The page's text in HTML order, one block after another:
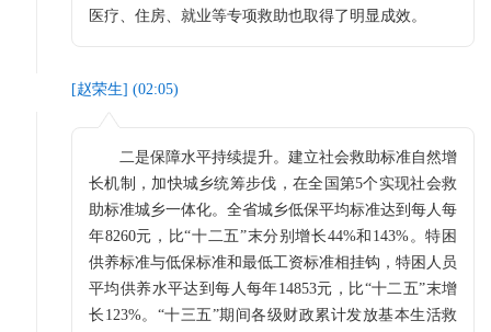
医疗、住房、就业等专项救助也取得了明显成效。
[赵荣生] (02:05)
二是保障水平持续提升。建立社会救助标准自然增
长机制，加快城乡统筹步伐，在全国第5个实现社会救
助标准城乡一体化。全省城乡低保平均标准达到每人每
年8260元，比“十二五”末分别增长44%和143%。特困
供养标准与低保标准和最低工资标准相挂钩，特困人员
平均供养水平达到每人每年14853元，比“十二五”末增
长123%。“十三五”期间各级财政累计发放基本生活救